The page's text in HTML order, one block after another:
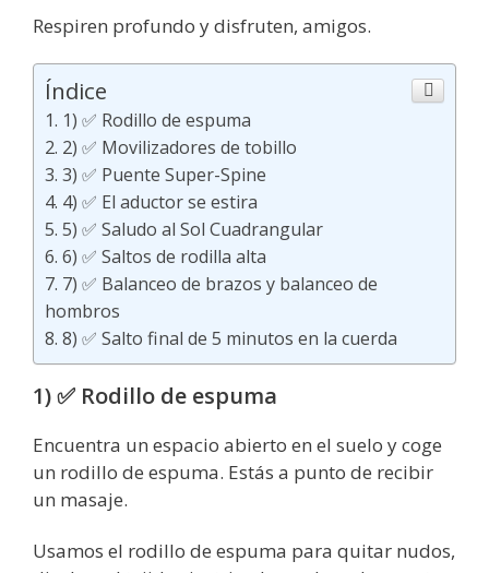
Respiren profundo y disfruten, amigos.
Índice
1) ✅ Rodillo de espuma
2) ✅ Movilizadores de tobillo
3) ✅ Puente Super-Spine
4) ✅ El aductor se estira
5) ✅ Saludo al Sol Cuadrangular
6) ✅ Saltos de rodilla alta
7) ✅ Balanceo de brazos y balanceo de
hombros
8) ✅ Salto final de 5 minutos en la cuerda
1) ✅ Rodillo de espuma
Encuentra un espacio abierto en el suelo y coge
un rodillo de espuma. Estás a punto de recibir
un masaje.
Usamos el rodillo de espuma para quitar nudos,